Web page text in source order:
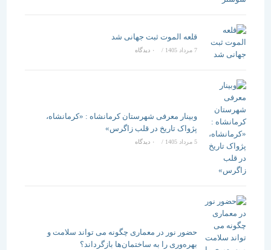
قلعه الموت ثبت جهانی شد
/ ۰ دیدگاه
وبینار معرفی شهرستان کرمانشاه : «کرمانشاه،
پژواک تاریخ در قلب زاگرس»
5 مرداد 1405 / ۰ دیدگاه
حضور نور در معماری چگونه می تواند سلامت و
بهره‌وری را به ساختمان‌ها بازگرداند؟